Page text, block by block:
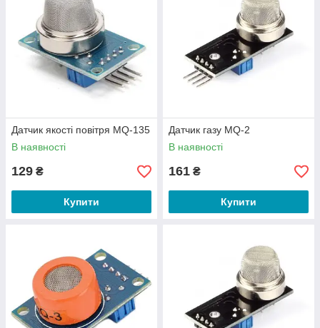
Датчик якості повітря MQ-135
В наявності
129 ₴
Купити
Датчик газу MQ-2
В наявності
161 ₴
Купити